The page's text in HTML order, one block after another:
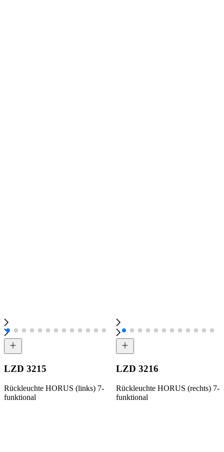
LZD 3215
Rückleuchte HORUS (links) 7-
funktional
LZD 3216
Rückleuchte HORUS (rechts) 7-
funktional